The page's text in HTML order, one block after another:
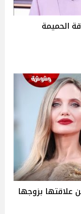
الحميمة
علاقتها بزوجها